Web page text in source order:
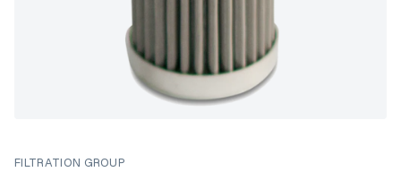
FILTRATION GROUP